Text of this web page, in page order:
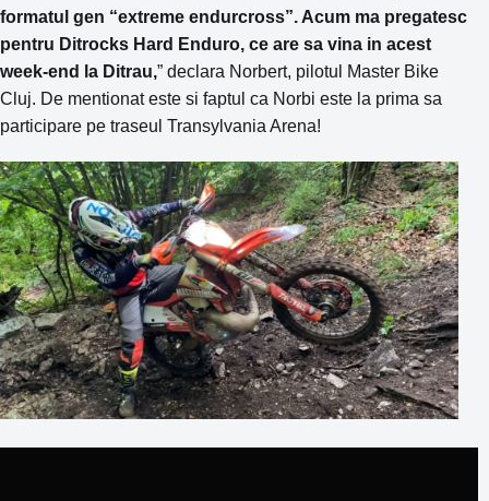
formatul gen “extreme endurcross”. Acum ma pregatesc
pentru Ditrocks Hard Enduro, ce are sa vina in acest
week-end la Ditrau,” declara Norbert, pilotul Master Bike
Cluj. De mentionat este si faptul ca Norbi este la prima sa
participare pe traseul Transylvania Arena!